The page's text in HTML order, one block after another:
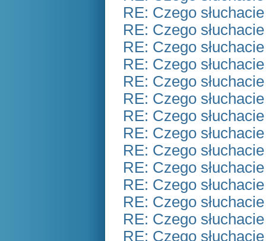
RE: Czego
RE: Czego
RE: Czego
RE: Czego
RE: Czego
RE: Czego
RE: Czego
RE: Czego
RE: Czego
RE: Czego
RE: Czego
RE: Czego
RE: Czego
RE: Czego